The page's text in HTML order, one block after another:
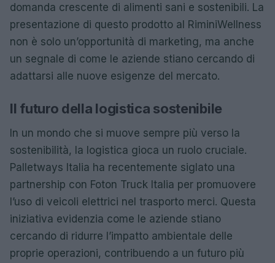
domanda crescente di alimenti sani e sostenibili. La
presentazione di questo prodotto al RiminiWellness
non è solo un’opportunità di marketing, ma anche
un segnale di come le aziende stiano cercando di
adattarsi alle nuove esigenze del mercato.
Il futuro della logistica sostenibile
In un mondo che si muove sempre più verso la
sostenibilità, la logistica gioca un ruolo cruciale.
Palletways Italia ha recentemente siglato una
partnership con Foton Truck Italia per promuovere
l’uso di veicoli elettrici nel trasporto merci. Questa
iniziativa evidenzia come le aziende stiano
cercando di ridurre l’impatto ambientale delle
proprie operazioni, contribuendo a un futuro più